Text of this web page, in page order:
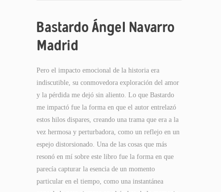
Bastardo Ángel Navarro
Madrid
Pero el impacto emocional de la historia era
indiscutible, su conmovedora exploración del amor
y la pérdida me dejó sin aliento. Lo que Bastardo
me impactó fue la forma en que el autor entrelazó
estos hilos dispares, creando una trama que era a la
vez hermosa y perturbadora, como un reflejo en un
espejo distorsionado. Una de las cosas que más
resonó en mí sobre este libro fue la forma en que
parecía capturar la esencia de un momento
particular en el tiempo, como una instantánea